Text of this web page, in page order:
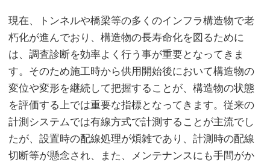
現在、トンネルや橋梁等の多くのインフラ構造物で老
朽化が進んでおり、構造物の長寿命化を図るために
は、調査診断を効率よく行う事が重要となってきま
す。そのため施工時から供用開始後において構造物の
変位や変形を継続して把握することが、構造物の状態
を評価する上では重要な指標となってきます。従来の
計測システムでは有線方式で計測することが主流でし
たが、設置時の配線処理が煩雑であり、計測時の配線
切断等が懸念され、また、メンテナンスにも手間がか